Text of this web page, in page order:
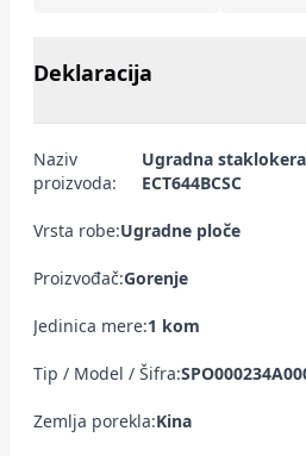
Deklaracija
Naziv
proizvoda:
Ugradna
ECT644BCSC
Vrsta robe:Ugradne ploče
Proizvođač:Gorenje
Jedinica mere:1 kom
Tip / Model / Šifra:
Zemlja porekla:Kina